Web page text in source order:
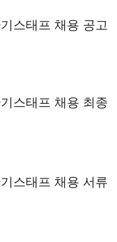
스태프 채용 공고
스태프 채용 최종
스태프 채용 서류